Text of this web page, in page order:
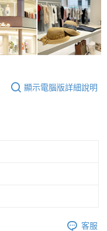
顯示電腦版詳細說明
客服